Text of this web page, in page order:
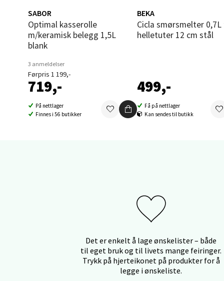
SABOR
Optimal kasserolle
m/keramisk belegg 1,5L
blank
3 anmeldelser
Førpris 1 199,-
719,-
På nettlager
Finnes i 56 butikker
BEKA
Cicla smørsmelter 0,7L to
helletuter 12 cm stål
499,-
Få på nettlager
Kan sendes til butikk
Det er enkelt å lage ønskelister – både
til eget bruk og til livets mange feiringer.
Trykk på hjerteikonet på produkter for å
legge i ønskeliste.
0 i
Åpent
0 i